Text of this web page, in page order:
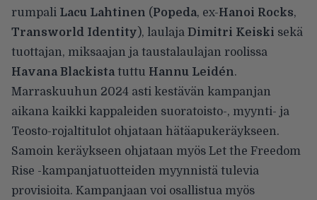
rumpali Lacu Lahtinen (Popeda, ex-Hanoi Rocks,
Transworld Identity), laulaja Dimitri Keiski sekä
tuottajan, miksaajan ja taustalaulajan roolissa
Havana Blackistatuttu Hannu Leidén.
Marraskuuhun 2024 asti kestävän kampanjan
aikana kaikki kappaleiden suoratoisto-, myynti- ja
Teosto-rojaltitulot ohjataan hätäapukeräykseen.
Samoin keräykseen ohjataan myös Let the Freedom
Rise -kampanjatuotteiden myynnistä tulevia
provisioita. Kampanjaan voi osallistua myös